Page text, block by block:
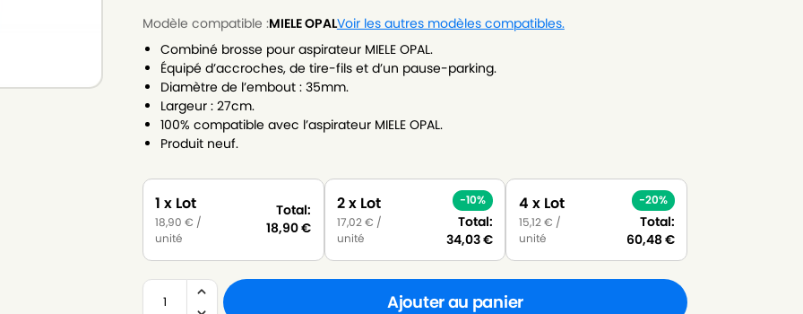
Modèle compatible :MIELE OPALVoir les autres modèles compatibles.
Combiné brosse pour aspirateur MIELE OPAL.
Équipé d’accroches, de tire-fils et d’un pause-parking.
Diamètre de l’embout : 35mm.
Largeur : 27cm.
100% compatible avec l’aspirateur MIELE OPAL.
Produit neuf.
1 x Lot
18,90€ /
unité
Total:
18,90€
2 x Lot
17,02€ /
unité
-10%
Total:
34,03€
4 x Lot
15,12€ /
unité
-20%
Total:
60,48€
Ajouter au panier